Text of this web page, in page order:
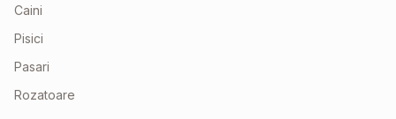
Caini
Pisici
Pasari
Rozatoare